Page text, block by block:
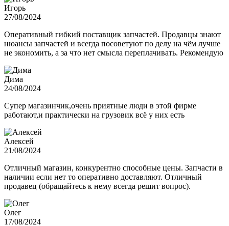
Игорь
27/08/2024
Оперативный гибкий поставщик запчастей. Продавцы знают
нюансы запчастей и всегда посоветуют по делу на чём лучше
не экономить, а за что нет смысла переплачивать. Рекомендую
Дима
24/08/2024
Супер магазинчик,очень приятные люди в этой фирме
работают,и практически на грузовик всё у них есть
Алексей
21/08/2024
Отличный магазин, конкурентно способные цены. Запчасти в
наличии если нет то оперативно доставляют. Отличный
продавец (обращайтесь к нему всегда решит вопрос).
Олег
17/08/2024